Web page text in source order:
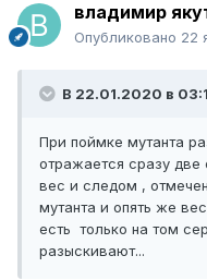
владимир
Опубликовано 22
В 22.01.2020 в
При поймке мутанта
отражается сразу две
вес и следом ,
мутанта и опять же
есть только на том
разыскивают...